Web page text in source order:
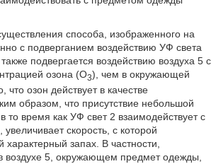
способа, изображенного на
с подверганием воздействию УФ света
подвергается воздействию воздуха 5 с
озона (O3), чем в окружающей
озон действует в качестве
образом, что присутствие небольшой
то время как УФ свет 2 взаимодействует с
скорость, с которой
запах. В частности,
воздухе 5, окружающем предмет одежды,